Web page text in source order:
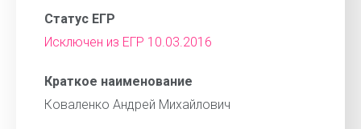
Статус ЕГР
Исключен из ЕГР 10.03.2016
Краткое наименование
Коваленко Андрей Михайлович